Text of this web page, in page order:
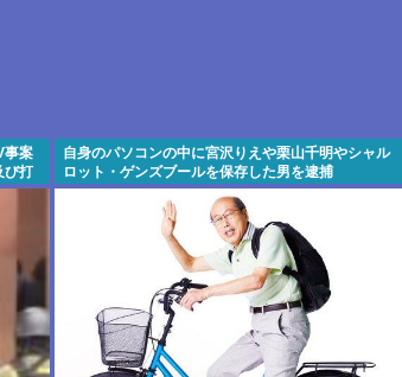
事案
び打
自身のパソコンの中に宮沢りえや栗山千明やシャル
ロット・ゲンズブールを保存した男を逮捕